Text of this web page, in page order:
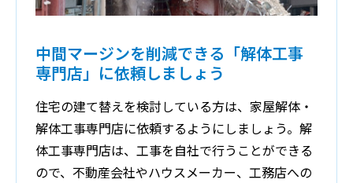
中間マージンを削減できる「解体工事
専門店」に依頼しましょう
住宅の建て替えを検討している方は、家屋解体・
解体工事専門店に依頼するようにしましょう。解
体工事専門店は、工事を自社で行うことができる
ので、不動産会社やハウスメーカー、工務店への